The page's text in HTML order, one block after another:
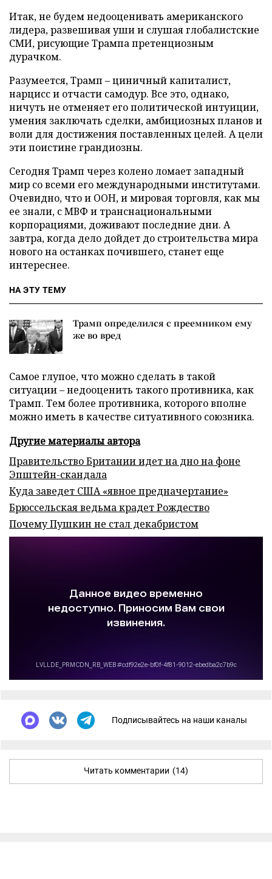
Итак, не будем недооценивать американского
лидера, развешивая уши и слушая глобалистские
СМИ, рисующие Трампа претенциозным
дурачком.
Разумеется, Трамп – циничный капиталист,
нарцисс и отчасти самодур. Все это, однако,
ничуть не отменяет его политической интуиции,
умения заключать сделки, амбициозных планов и
воли для достижения поставленных целей. А цели
эти поистине грандиозны.
Сегодня Трамп через колено ломает западный
мир со всеми его международными институтами.
Очевидно, что и ООН, и мировая торговля, как мы
ее знали, с МВФ и транснациональными
корпорациями, доживают последние дни. А
завтра, когда дело дойдет до строительства мира
нового на останках почившего, станет еще
интереснее.
НА ЭТУ ТЕМУ
Трамп определился с преемником ему
же во вред
Самое глупое, что можно сделать в такой
ситуации – недооценить такого противника, как
Трамп. Тем более противника, которого вполне
можно иметь в качестве ситуативного союзника.
Другие материалы автора
Правительство Британии идет на дно на фоне
Эпштейн-скандала
Куда заведет США «явное предначертание»
Брюссельская ведьма крадет Рождество
Почему Пушкин не стал декабристом
Подписывайтесь на наши каналы
Читать комментарии (14)